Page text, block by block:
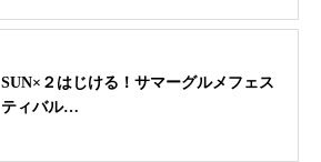
SUN×２はじける！サマーグルメフェス
ティバル…